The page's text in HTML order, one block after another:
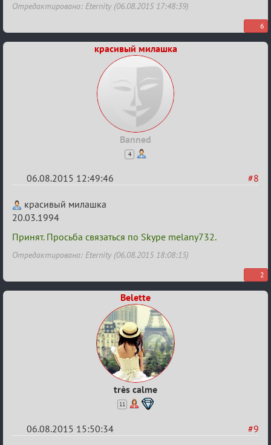
Отредактировано: Eternity (06.08.2015 17:48:39)
6
красивый милашка
Banned
4
#8
06.08.2015 12:49:46
Re:
Строительная
карусель!
красивый милашка
20.03.1994
Принят. Просьба связаться по Skype melany732.
Отредактировано: Eternity (06.08.2015 18:08:15)
2
Belette
très calme
11
#9
06.08.2015 15:50:34